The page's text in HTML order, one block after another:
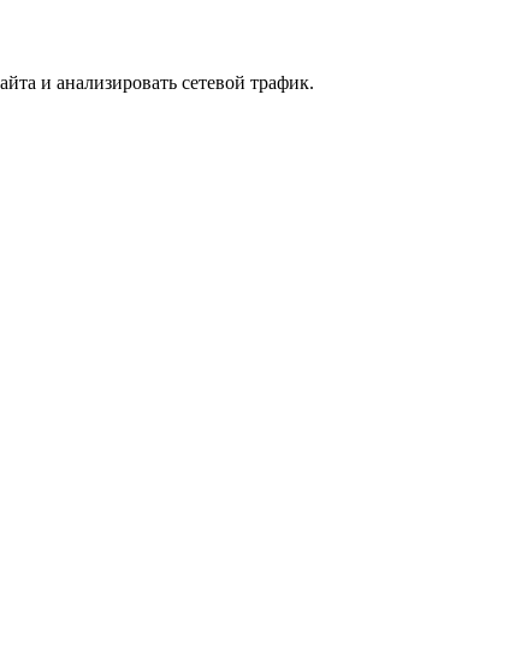
и анализировать сетевой трафик.